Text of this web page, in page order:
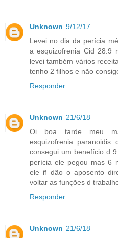
Unknown 9/12/17
Levei no dia da perícia
a esquizofrenia Cid 28.9
levei também vários
tenho 2 filhos e não
Responder
Unknown 21/6/18
Oi boa tarde meu
esquizofrenia
consegui um benefício d
perícia ele pegou mas 6
ele ñ dão o aposento
voltar as funções d
Responder
Unknown 21/6/18